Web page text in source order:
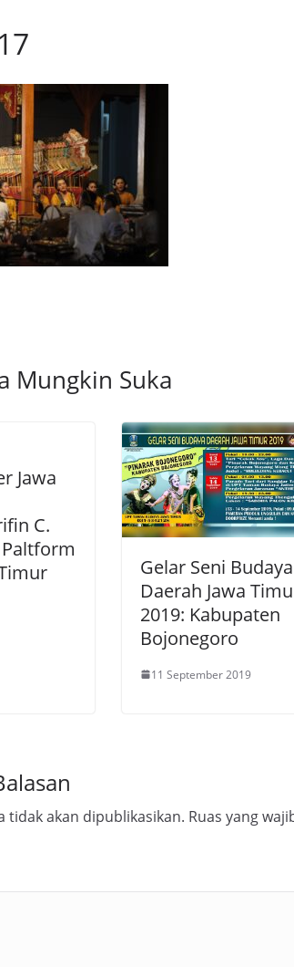
Mungkin Suka
Jawa
C.
Gelar Seni Budaya
Daerah Jawa
2019: Kabupaten
Bojonegoro
11 September 2019
tidak akan dipublikasikan. Ruas yang